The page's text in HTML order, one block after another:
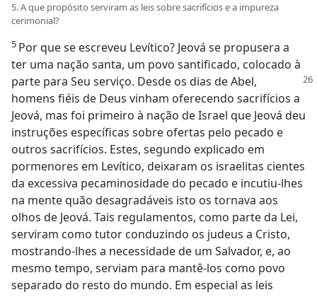
5. A que propósito serviram as leis sobre sacrifícios e a impureza
cerimonial?
5 Por que se escreveu Levítico? Jeová se propusera a
ter uma nação santa, um povo santificado, colocado à
parte para Seu serviço. Desde os dias deAbel,
homens fiéis de Deus vinham oferecendo sacrifícios a
Jeová, mas foi primeiro à nação de Israel que Jeová deu
instruções específicas sobre ofertas pelo pecado e
outros sacrifícios. Estes, segundo explicado em
pormenores em Levítico, deixaram os israelitas cientes
da excessiva pecaminosidade do pecado e incutiu-lhes
na mente quão desagradáveis isto os tornava aos
olhos de Jeová. Tais regulamentos, como parte da Lei,
serviram como tutor conduzindo os judeus a Cristo,
mostrando-lhes a necessidade de um Salvador, e, ao
mesmo tempo, serviam para mantê-los como povo
separado do resto do mundo. Em especial as leis